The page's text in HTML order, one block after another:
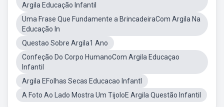
Argila Educação Infantil
Uma Frase Que Fundamente a BrincadeiraCom Argila Na
Educação In
Questao Sobre Argila1 Ano
Confeção Do Corpo HumanoCom Argila Educaçao
Infantil
Argila EFolhas Secas Educacao Infantl
A Foto Ao Lado Mostra Um TijoloE Argila Questão Infantil